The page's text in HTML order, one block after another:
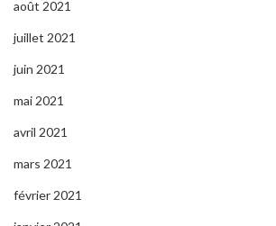
août 2021
juillet 2021
juin 2021
mai 2021
avril 2021
mars 2021
février 2021